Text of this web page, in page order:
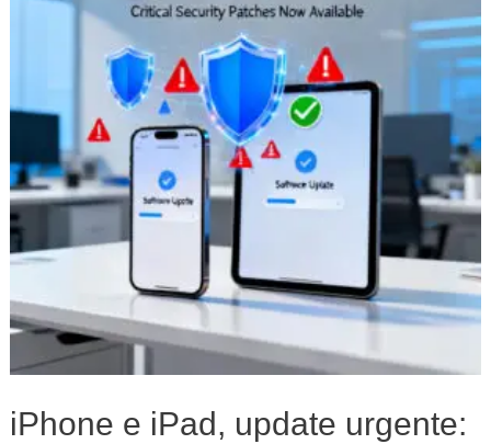
iPhone e iPad, update urgente:
critiche
di
sicurezza